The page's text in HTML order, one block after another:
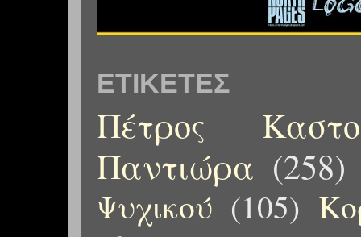
ΕΤΙΚΈΤΕΣ
Πέτρος
Παντιώρα (258)
Ψυχικού (105)